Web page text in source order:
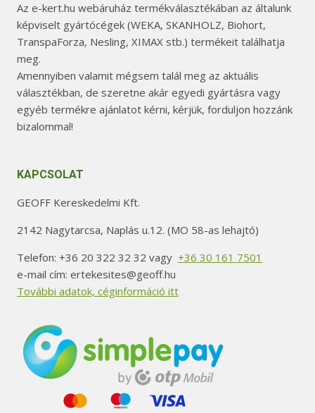
Az e-kert.hu webáruház termékválasztékában az általunk
képviselt gyártócégek (WEKA, SKANHOLZ, Biohort,
TranspaForza, Nesling, XIMAX stb.) termékeit találhatja
meg.
Amennyiben valamit mégsem talál meg az aktuális
választékban, de szeretne akár egyedi gyártásra vagy
egyéb termékre ajánlatot kérni, kérjük, forduljon hozzánk
bizalommal!
KAPCSOLAT
GEOFF Kereskedelmi Kft.
2142 Nagytarcsa, Naplás u.12. (MO 58-as lehajtó)
Telefon: +36 20 322 32 32 vagy +36 30 161 7501
e-mail cím: ertekesites@geoff.hu
További adatok, céginformáció itt